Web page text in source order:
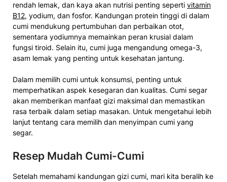
rendah lemak, dan kaya akan nutrisi penting seperti vitamin
B12, yodium, dan fosfor. Kandungan protein tinggi di dalam
cumi mendukung pertumbuhan dan perbaikan otot,
sementara yodiumnya memainkan peran krusial dalam
fungsi tiroid. Selain itu, cumi juga mengandung omega-3,
asam lemak yang penting untuk kesehatan jantung.
Dalam memilih cumi untuk konsumsi, penting untuk
memperhatikan aspek kesegaran dan kualitas. Cumi segar
akan memberikan manfaat gizi maksimal dan memastikan
rasa terbaik dalam setiap masakan. Untuk mengetahui lebih
lanjut tentang cara memilih dan menyimpan cumi yang
segar.
Resep Mudah Cumi-Cumi
Setelah memahami kandungan gizi cumi, mari kita beralih ke